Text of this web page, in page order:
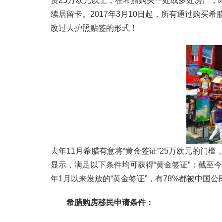
续居留卡。2017年3月10日起，所有通过购买希
改过去护照贴签的形式！
去年11月希腊有意将“黄金签证”25万欧元的门
显示，满足以下条件均可获得“黄金签证”：截
年1月以来发放的“黄金签证”，有78%都被中国公
希腊购房移民申请条件：